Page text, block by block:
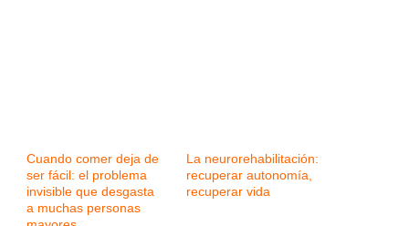
Cuando comer deja de
ser fácil: el problema
invisible que desgasta
a muchas personas
La neurorehabilitación:
recuperar autonomía,
recuperar vida